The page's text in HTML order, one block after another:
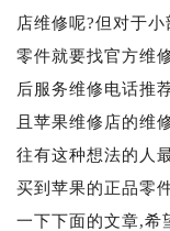
店维修呢?但对于
零件就要找官方维
后服务维修电话推
且苹果维修店的维
往有这种想法的人
买到苹果的正品零
一下下面的文章,希